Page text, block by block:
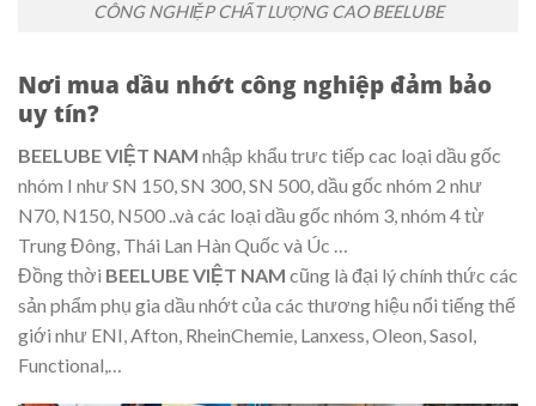
CÔNG NGHIỆP CHẤT LƯỢNG CAO BEELUBE
Nơi mua dầu nhớt công nghiệp đảm bảo
uy tín?
BEELUBE VIỆT NAM nhập khẩu trưc tiếp cac loại dầu gốc
nhóm I như SN 150, SN 300, SN 500, dầu gốc nhóm 2 như
N70, N150, N500 ..và các loại dầu gốc nhóm 3, nhóm 4 từ
Trung Đông, Thái Lan Hàn Quốc và Úc …
Đồng thời BEELUBE VIỆT NAM cũng là đại lý chính thức các
sản phẩm phụ gia dầu nhớt của các thương hiệu nổi tiếng thế
giới như ENI, Afton, RheinChemie, Lanxess, Oleon, Sasol,
Functional,…